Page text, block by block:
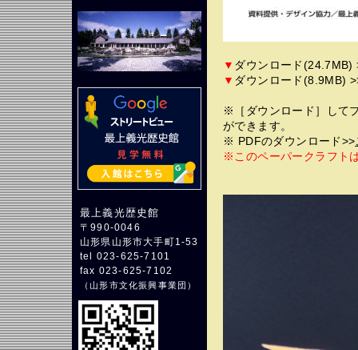
最上義光歴史館
〒990-0046
山形県山形市大手町1-53
tel 023-625-7101
fax 023-625-7102
（山形市文化振興事業団 ）
▼ ダウンロード(24.7MB)
▼ ダウンロード(8.9MB)
※［ダウンロード］して
ができます。
※ PDFのダウンロード>>
※このペーパークラフト